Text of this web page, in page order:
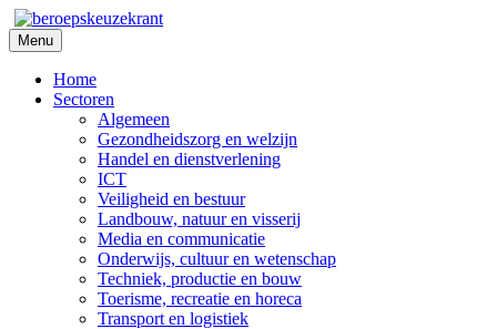
Skip
to
content
Beroepskeuzekrant
Menu
Home
Sectoren
Algemeen
Gezondheidszorg en welzijn
Handel en dienstverlening
ICT
Veiligheid en bestuur
Landbouw, natuur en visserij
Media en communicatie
Onderwijs, cultuur en wetenschap
Techniek, productie en bouw
Toerisme, recreatie en horeca
Transport en logistiek